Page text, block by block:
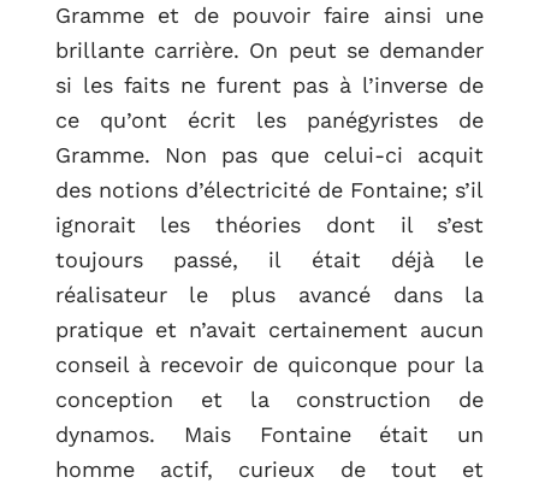
Gramme et de pouvoir faire ainsi une
brillante carrière. On peut se demander
si les faits ne furent pas à l’inverse de
ce qu’ont écrit les panégyristes de
Gramme. Non pas que celui-ci acquit
des notions d’électricité de Fontaine; s’il
ignorait les théories dont il s’est
toujours passé, il était déjà le
réalisateur le plus avancé dans la
pratique et n’avait certainement aucun
conseil à recevoir de quiconque pour la
conception et la construction de
dynamos. Mais Fontaine était un
homme actif, curieux de tout et